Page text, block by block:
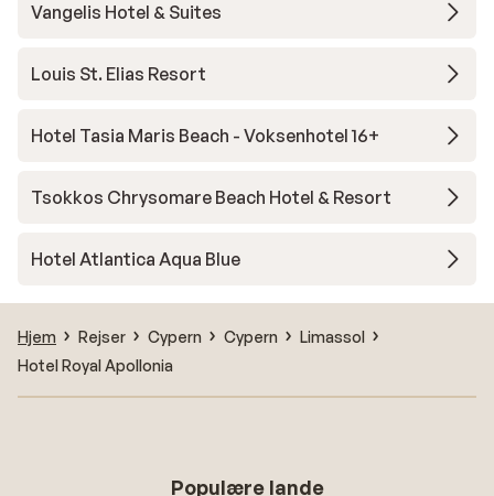
Vangelis Hotel & Suites
Louis St. Elias Resort
Hotel Tasia Maris Beach - Voksenhotel 16+
Tsokkos Chrysomare Beach Hotel & Resort
Hotel Atlantica Aqua Blue
Hjem Rejser Cypern Cypern
Limassol
Hotel Royal Apollonia
Populære lande